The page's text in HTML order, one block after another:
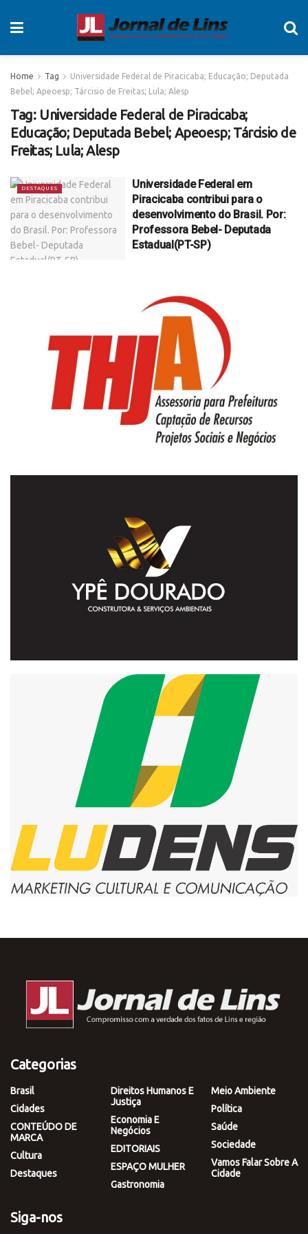
Home Tag
Universidade Federal de Piracicaba; Educação; Deputada
Bebel; Apeoesp; Tárcisio de Freitas; Lula; Alesp
Tag: Universidade Federal de Piracicaba;
Educação; Deputada Bebel; Apeoesp; Tárcisio de
Freitas; Lula; Alesp
DESTAQUES
Universidade Federal em
Piracicaba contribui para o
desenvolvimento do Brasil. Por:
Professora Bebel- Deputada
Estadual(PT-SP)
Categorias
Brasil
Cidades
CONTEÚDO DE
MARCA
Cultura
Destaques
Direitos Humanos E
Justiça
Economia E
Negócios
EDITORIAIS
ESPAÇO MULHER
Gastronomia
Meio Ambiente
Política
Saúde
Sociedade
Vamos Falar Sobre A
Cidade
Siga-nos